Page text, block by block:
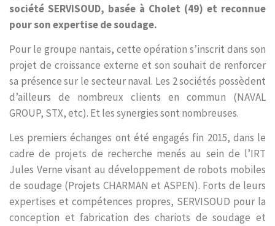
société SERVISOUD, basée à Cholet (49) et reconnue
pour son expertise de soudage.
Pour le groupe nantais, cette opération s’inscrit dans son
projet de croissance externe et son souhait de renforcer
sa présence sur le secteur naval. Les 2 sociétés possèdent
d’ailleurs de nombreux clients en commun (NAVAL
GROUP, STX, etc). Et les synergies sont nombreuses.
Les premiers échanges ont été engagés fin 2015, dans le
cadre de projets de recherche menés au sein de l’IRT
Jules Verne visant au développement de robots mobiles
de soudage (Projets CHARMAN et ASPEN). Forts de leurs
expertises et compétences propres, SERVISOUD pour la
conception et fabrication des chariots de soudage et